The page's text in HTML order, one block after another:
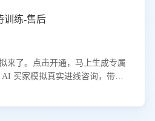
训练-售后
来了。点击开通，马上生成专属
买家模拟真实进线咨询，带您
能力。